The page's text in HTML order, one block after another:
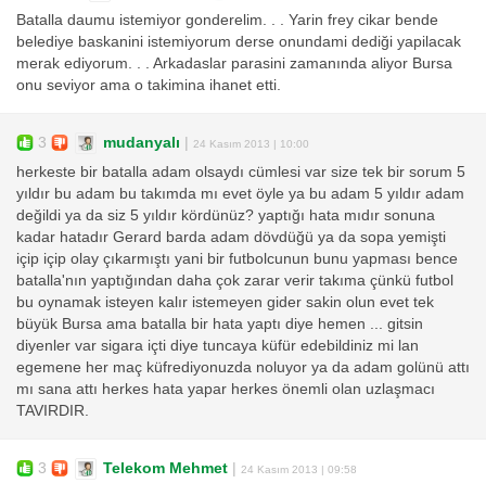
Batalla daumu istemiyor gonderelim. . . Yarin frey cikar bende
belediye baskanini istemiyorum derse onundami dediği yapilacak
merak ediyorum. . . Arkadaslar parasini zamanında aliyor Bursa
onu seviyor ama o takimina ihanet etti.
3 mudanyalı | 24 Kasım 2013 | 10:00
herkeste bir batalla adam olsaydı cümlesi var size tek bir sorum 5
yıldır bu adam bu takımda mı evet öyle ya bu adam 5 yıldır adam
değildi ya da siz 5 yıldır kördünüz? yaptığı hata mıdır sonuna
kadar hatadır Gerard barda adam dövdüğü ya da sopa yemişti
içip içip olay çıkarmıştı yani bir futbolcunun bunu yapması bence
batalla'nın yaptığından daha çok zarar verir takıma çünkü futbol
bu oynamak isteyen kalır istemeyen gider sakin olun evet tek
büyük Bursa ama batalla bir hata yaptı diye hemen ... gitsin
diyenler var sigara içti diye tuncaya küfür edebildiniz mi lan
egemene her maç küfrediyonuzda noluyor ya da adam golünü attı
mı sana attı herkes hata yapar herkes önemli olan uzlaşmacı
TAVIRDIR.
3 Telekom Mehmet | 24 Kasım 2013 | 09:58